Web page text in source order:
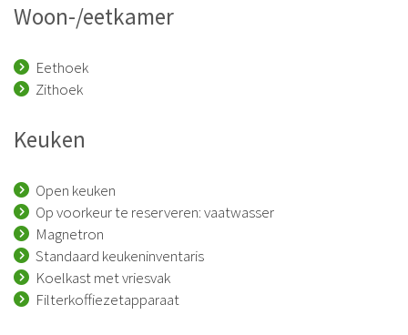
Woon-/eetkamer
Eethoek
Zithoek
Keuken
Open keuken
Op voorkeur te reserveren: vaatwasser
Magnetron
Standaard keukeninventaris
Koelkast met vriesvak
Filterkoffiezetapparaat